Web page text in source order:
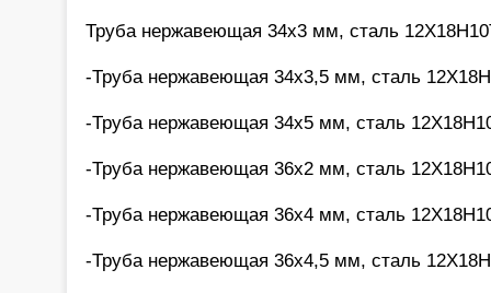
Труба нержавеющая 34х3 мм, сталь
-Труба нержавеющая 34х3,5 мм, сталь
-Труба нержавеющая 34х5 мм, сталь
-Труба нержавеющая 36х2 мм, сталь
-Труба нержавеющая 36х4 мм, сталь
-Труба нержавеющая 36х4,5 мм, сталь